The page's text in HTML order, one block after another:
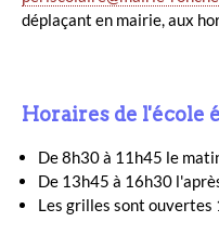
déplaçant en mairie, aux
Horaires de l'école
De 8h30 à 11h45 le
De 13h45 à 16h30
Les grilles sont